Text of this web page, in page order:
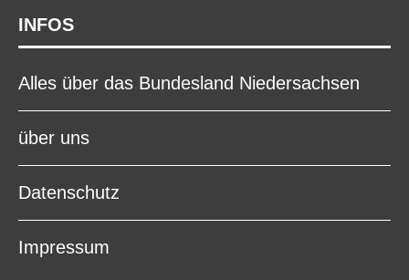
INFOS
Alles über das Bundesland Niedersachsen
über uns
Datenschutz
Impressum